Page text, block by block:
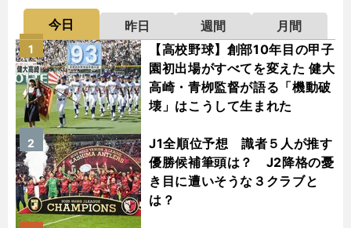
今日 昨日 週間
月間
【高校野球】創部10年目の甲子
園初出場がすべてを変えた 健大
高崎・青栁監督が語る「機動破
壊」はこうして生まれた
1
J1全順位予想 識者５人が推す
優勝候補筆頭は？ J2降格の憂
き目に遭いそうな３クラブと
は？
2